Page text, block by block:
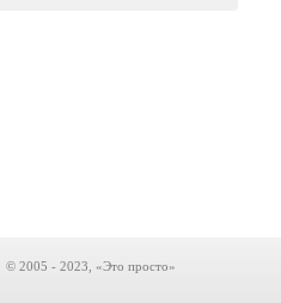
© 2005 - 2023, «Это просто»